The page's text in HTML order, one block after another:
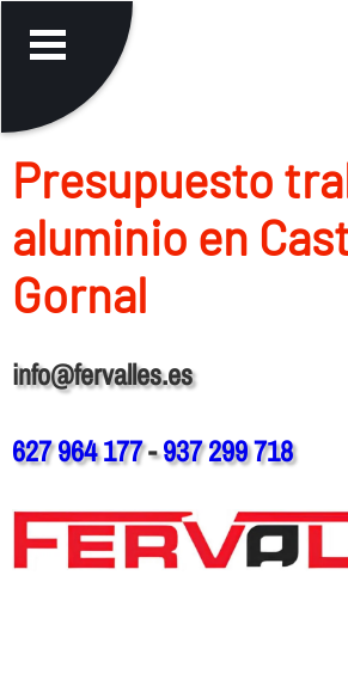
Presupuesto
aluminio en
Gornal
info@fervalles.es
627 964 177-937 299 718